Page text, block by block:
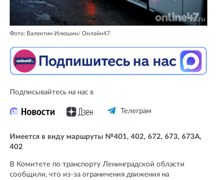
Фото: Валентин Илюшин/ Онлайн47
Подписывайтесь на нас в
Телеграм
Имеется в виду маршруты №401, 402, 672, 673, 673А,
402
В Комитете по транспорту Ленинградской области
сообщили, что из-за ограничения движения на